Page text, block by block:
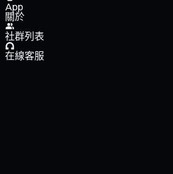
App
關於
社群列表
在線客服